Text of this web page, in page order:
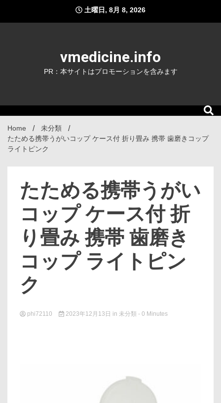
content
土曜日, 8月 8, 2026
vmedicine.info
PR：本サイトはプロモーションを含みます
Home
未分類
たためる携帯うがいコップ ケース付 折り畳み 携帯 歯磨きコップ
ライトピンク
たためる携帯うがい
コップ ケース付 折
り畳み 携帯 歯磨き
コップ ライトピン
ク
phi72110 2023年12月13日 in 未分類 - 0 Minutes